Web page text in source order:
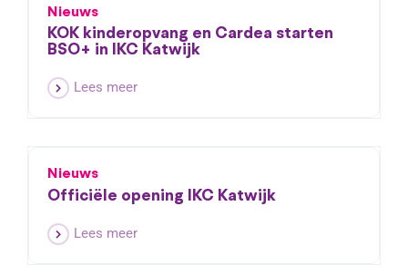
Nieuws
KOK kinderopvang en Cardea starten
BSO+ in IKC Katwijk
Lees meer
Nieuws
Officiële opening IKC Katwijk
Lees meer